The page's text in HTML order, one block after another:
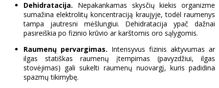
Dehidratacija. Nepakankamas skysčių kiekis organizme
sumažina elektrolitų koncentraciją kraujyje, todėl raumenys
tampa jautresni mėšlungiui. Dehidratacija ypač dažnai
pasireiškia po fizinio krūvio ar karštomis oro sąlygomis.
Raumenų pervargimas. Intensyvus fizinis aktyvumas ar
ilgas statiškas raumenų įtempimas (pavyzdžiui, ilgas
stovėjimas) gali sukelti raumenų nuovargį, kuris padidina
spazmų tikimybę.